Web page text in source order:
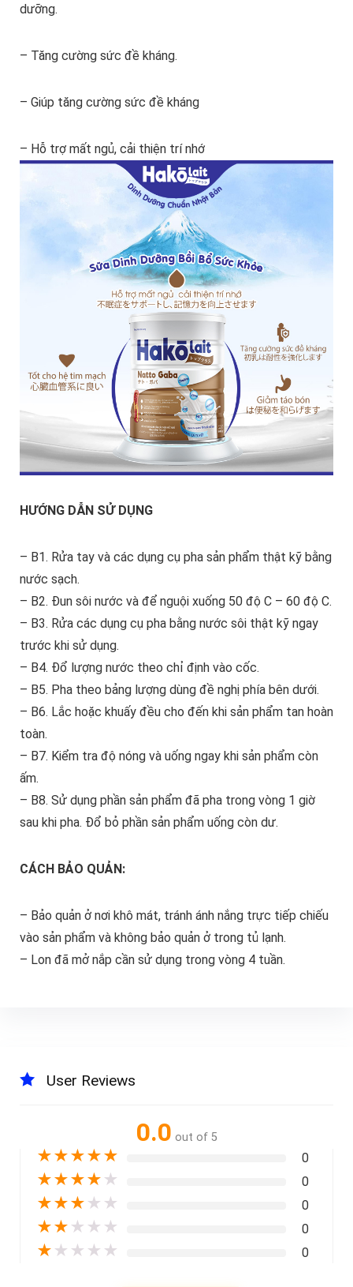
dưỡng.
– Tăng cường sức đề kháng.
– Giúp tăng cường sức đề kháng
– Hỗ trợ mất ngủ, cải thiện trí nhớ
HƯỚNG DẪN SỬ DỤNG
– B1. Rửa tay và các dụng cụ pha sản phẩm thật kỹ bằng
nước sạch.
– B2. Đun sôi nước và để nguội xuống 50 độ C – 60 độ C.
– B3. Rửa các dụng cụ pha bằng nước sôi thật kỹ ngay
trước khi sử dụng.
– B4. Đổ lượng nước theo chỉ định vào cốc.
– B5. Pha theo bảng lượng dùng đề nghị phía bên dưới.
– B6. Lắc hoặc khuấy đều cho đến khi sản phẩm tan hoàn
toàn.
– B7. Kiểm tra độ nóng và uống ngay khi sản phẩm còn
ấm.
– B8. Sử dụng phần sản phẩm đã pha trong vòng 1 giờ
sau khi pha. Đổ bỏ phần sản phẩm uống còn dư.
CÁCH BẢO QUẢN:
– Bảo quản ở nơi khô mát, tránh ánh nắng trực tiếp chiếu
vào sản phẩm và không bảo quản ở trong tủ lạnh.
– Lon đã mở nắp cần sử dụng trong vòng 4 tuần.
User Reviews
0.0 out of 5
★★★★★ 0
★★★★ ★ 0
★★★ ★ ★ 0
★★ ★ ★ ★ 0
★ ★ ★ ★ ★ 0